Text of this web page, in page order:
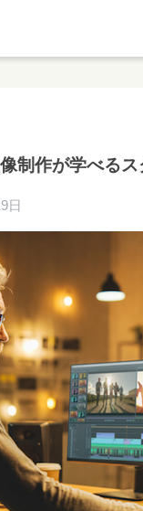
制作が学べる
日